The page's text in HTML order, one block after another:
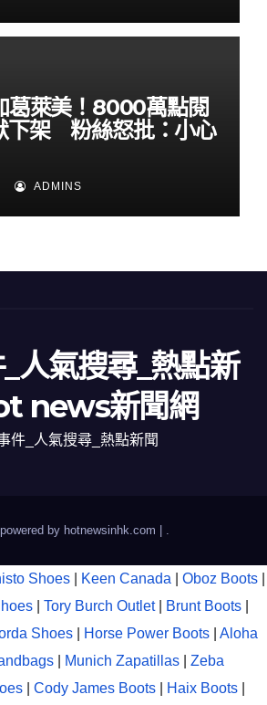
葛萊美！8000萬點閱
下架 粉絲怒批：小心
ADMINS
人氣搜尋_熱點新
news新聞網
件_人氣搜尋_熱點新聞
by hotnewsinhk.com |
Shoes Keen Canada Oboz Boots
Tory Burch Outlet Brunt Boots
Shoes Horse Power Boots
Aloha
Munich Zapatillas
Zeba
Cody James Boots Haix Boots